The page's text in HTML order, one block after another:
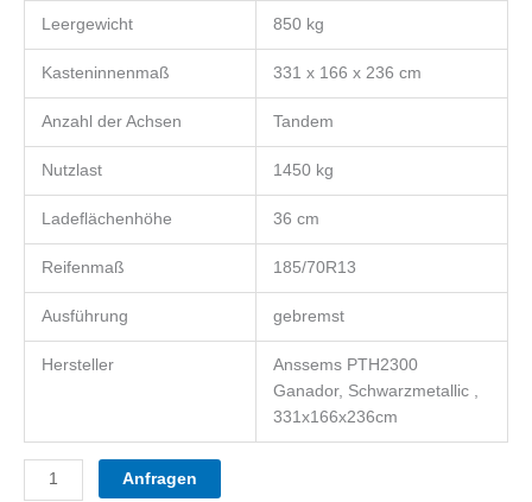
Leergewicht 850 kg
Kasteninnenmaß 331 x 166 x 236 cm
Anzahl der Achsen Tandem
Nutzlast 1450 kg
Ladeflächenhöhe 36 cm
Reifenmaß 185/70R13
Ausführung gebremst
Hersteller
Anssems PTH2300
Ganador, Schwarzmetallic ,
331x166x236cm
Anfragen